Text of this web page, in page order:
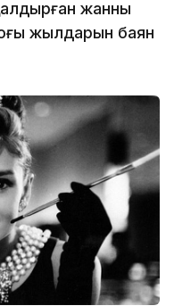
жанның
жылдарын баян